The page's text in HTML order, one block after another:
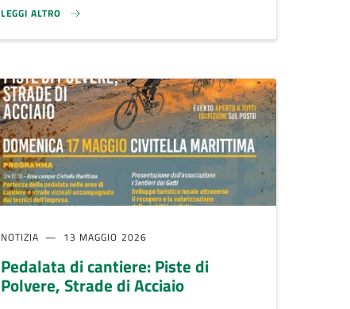
LEGGI ALTRO
54ª EDIZIONE DELLA FESTA DELL'ALTA MAREMMA}
NOTIZIA 13 MAGGIO 2026
Pedalata di cantiere: Piste di
Polvere, Strade di Acciaio